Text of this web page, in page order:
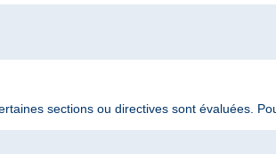
sections ou directives sont évaluées.